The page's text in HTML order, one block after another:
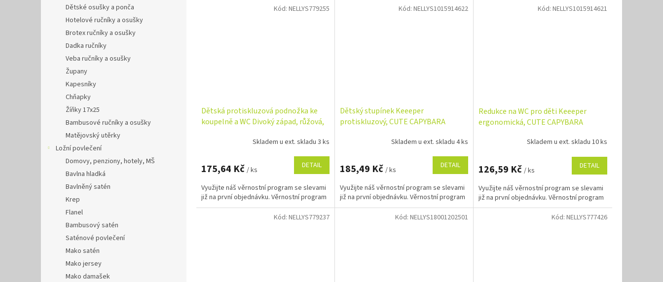
Dětské osušky a ponča
Hotelové ručníky a osušky
Brotex ručníky a osušky
Dadka ručníky
Veba ručníky a osušky
Župany
Kapesníky
Chňapky
Žíňky 17x25
Bambusové ručníky a osušky
Matějovský utěrky
Ložní povlečení
Domovy, penziony, hotely, MŠ
Bavlna hladká
Bavlněný satén
Krep
Flanel
Bambusový satén
Saténové povlečení
Mako satén
Mako jersey
Mako damašek
Dětská protiskluzová podnožka ke
koupelně a WC Divoký západ, růžová,
Skladem u ext. skladu 3 ks
175,64 Kč / ks DETAIL
Využijte náš věrnostní program se slevami
již na první objednávku. Věrnostní program
Kód: NELLYS779255
Dětský stupínek Keeeper
protiskluzový, CUTE CAPYBARA
Skladem u ext. skladu 4 ks
185,49 Kč / ks DETAIL
Využijte náš věrnostní program se slevami
již na první objednávku. Věrnostní program
Kód: NELLYS1015914622
Redukce na WC pro děti Keeeper
ergonomická, CUTE CAPYBARA
Skladem u ext. skladu 10 ks
126,59 Kč / ks DETAIL
Využijte náš věrnostní program se slevami
již na první objednávku. Věrnostní program
Kód: NELLYS1015914621
Kód: NELLYS779237 Kód: NELLYS18001202501 Kód: NELLYS777426